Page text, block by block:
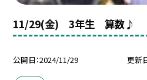
11/29(金) 3年生 算数♪
公開日 2024/11/29 更新